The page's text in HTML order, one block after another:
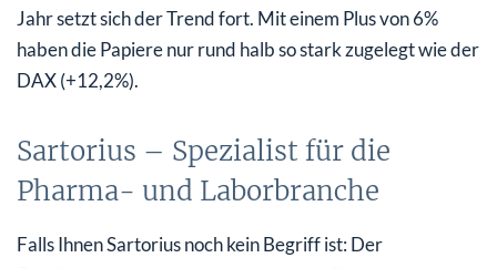
Jahr setzt sich der Trend fort. Mit einem Plus von 6%
haben die Papiere nur rund halb so stark zugelegt wie der
DAX (+12,2%).
Sartorius – Spezialist für die
Pharma- und Laborbranche
Falls Ihnen Sartorius noch kein Begriff ist: Der